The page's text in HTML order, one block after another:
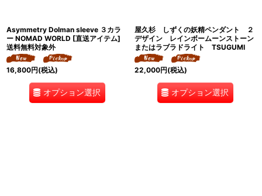
Asymmetry Dolman sleeve ３カラ
ー NOMAD WORLD [直送アイテム]
送料無料対象外
16,800円(税込)
オプション選択
屋久杉 しずくの妖精ペンダント ２
デザイン レインボームーンストーン
またはラブラドライト TSUGUMI
22,000円(税込)
オプション選択